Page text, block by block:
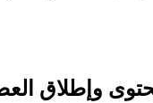
وإطلاق